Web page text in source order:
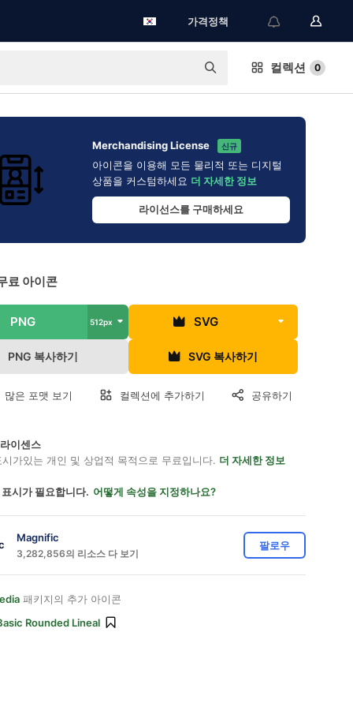
가격정책
컬렉션 0
Merchandising License 신규
아이콘을 이용해 모든 물리적 또는 디지털
상품을 커스텀하세요 더 자세한 정보
라이선스를 구매하세요
료 아이콘
PNG 512px SVG
PNG 복사하기 SVG 복사하기
많은 포맷 보기 컬렉션에 추가하기 공유하기
이센스
가있는 개인 및 상업적 목적으로 무료입니다. 더 자세한 정보
시가 필요합니다. 어떻게 속성을 지정하나요?
Magnific
3,282,856의 리소스 다 보기
팔로우
패키지의 추가 아이콘
Rounded Lineal